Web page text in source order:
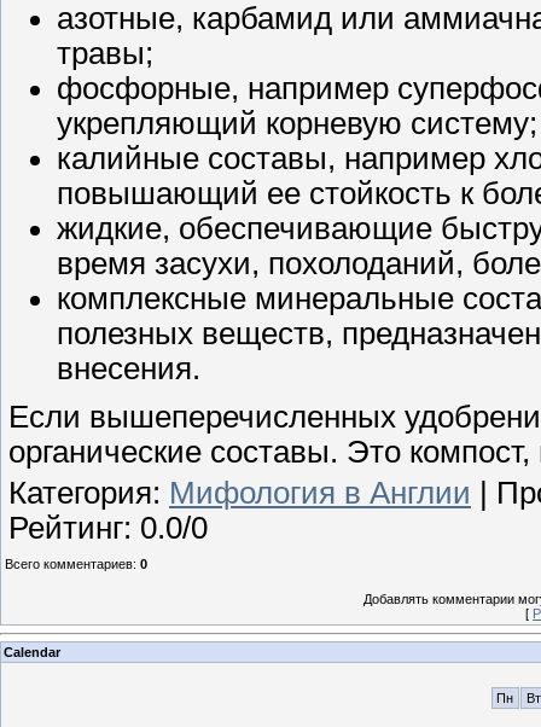
азотные, карбамид или
травы;
фосфорные, например
укрепляющий корневую систему;
калийные составы, например
повышающий ее стойкость к
жидкие, обеспечивающие
время засухи, похолоданий,
комплексные минеральные
полезных веществ,
внесения.
Если вышеперечисленных
органические составы. Это
Категория: Мифология в Англии
Рейтинг: 0.0/0
Всего комментариев: 0
Добавлять комментарии
[
Calendar
Пн Вт